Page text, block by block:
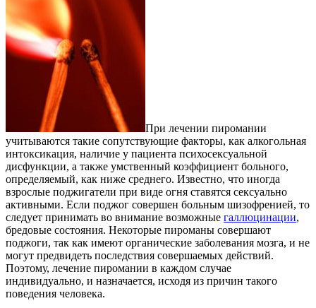
При лечении пиромании
учитываются такие сопутствующие факторы, как алкогольная
интоксикация, наличие у пациента психосексуальной
дисфункции, а также умственный коэффициент больного,
определяемый, как ниже среднего. Известно, что иногда
взрослые поджигатели при виде огня ставятся сексуально
активными. Если поджог совершен больным шизофренией, то
следует принимать во внимание возможные галлюцинации,
бредовые состояния. Некоторые пироманы совершают
поджоги, так как имеют органические заболевания мозга, и не
могут предвидеть последствия совершаемых действий.
Поэтому, лечение пиромании в каждом случае
индивидуально, и назначается, исходя из причин такого
поведения человека.